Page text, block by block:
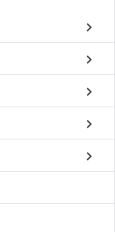
chevron_right
chevron_right
chevron_right
chevron_right
chevron_right